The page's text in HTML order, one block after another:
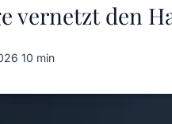
vernetzt den
·10 min